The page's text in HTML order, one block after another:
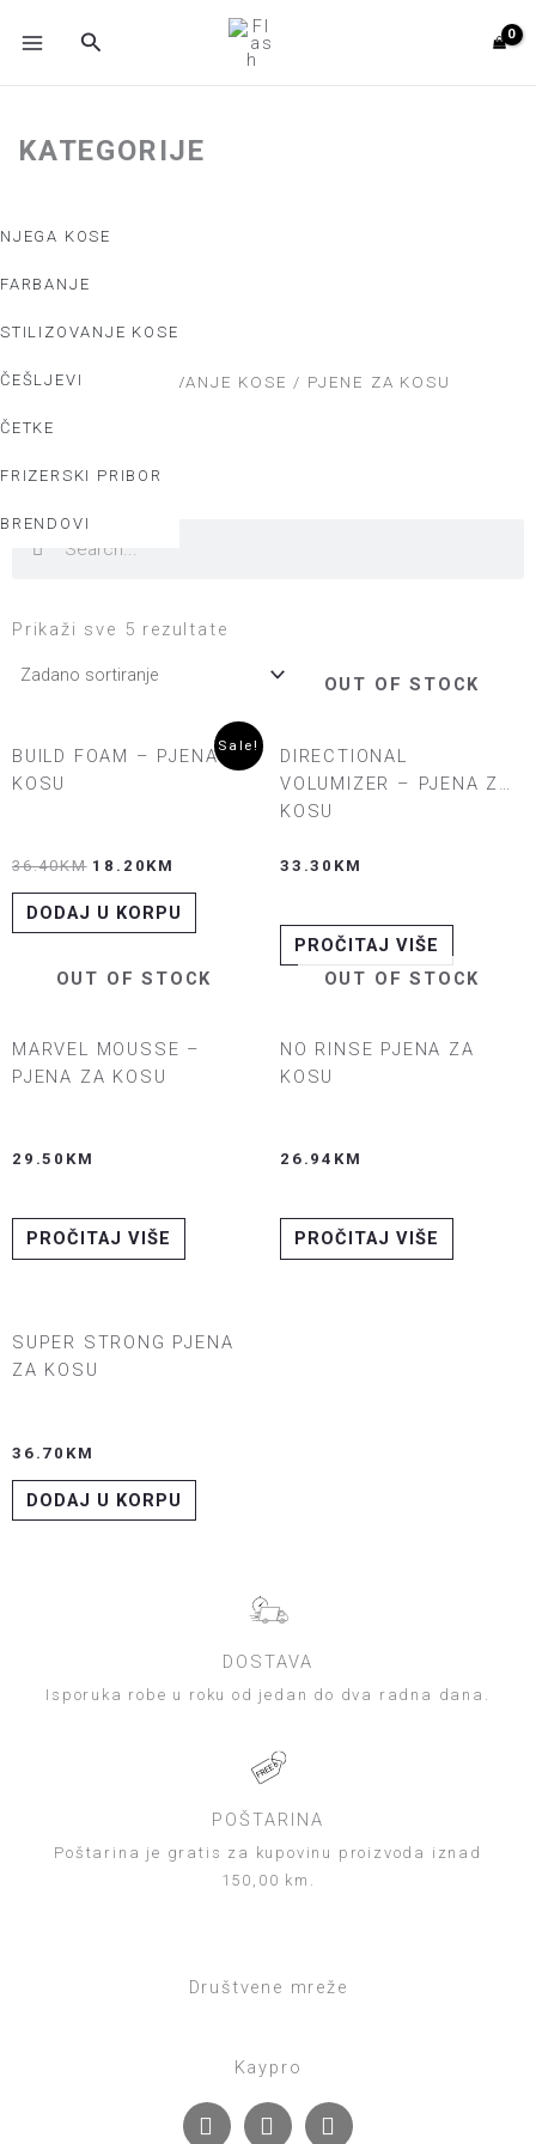
Search
KATEGORIJE
NJEGA KOSE
FARBANJE
STILIZOVANJE KOSE
ČEŠLJEVI
ČETKE
FRIZERSKI PRIBOR
BRENDOVI
Početna STILIZOVANJE KOSE / PJENE ZA KOSU
Prikaži sve 5 rezultate
Sale!
BUILD FOAM – PJENA ZA
KOSU
36.40KM
price
18.20 KM
Current
price
DODAJ U KORPU
OUT OF STOCK
DIRECTIONAL
VOLUMIZER – PJENA ZA
KOSU
33.30 KM
PROČITAJ VIŠE
OUT OF STOCK
MARVEL MOUSSE –
PJENA ZA KOSU
29.50 KM
PROČITAJ VIŠE
OUT OF STOCK
NO RINSE PJENA ZA
KOSU
26.94 KM
PROČITAJ VIŠE
SUPER STRONG PJENA
ZA KOSU
36.70 KM
DODAJ U KORPU
DOSTAVA
Isporuka robe u roku od jedan do dva radna dana.
POŠTARINA
Poštarina je gratis za kupovinu proizvoda iznad
150,00 km.
Društvene mreže
Kaypro
F
a
I
n
T
i